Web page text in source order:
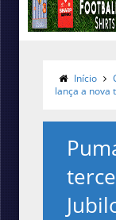
Início
lança a nova